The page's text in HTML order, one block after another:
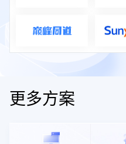
更多方案